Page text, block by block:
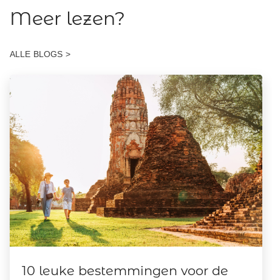
Meer lezen?
ALLE BLOGS >
10 leuke bestemmingen voor de